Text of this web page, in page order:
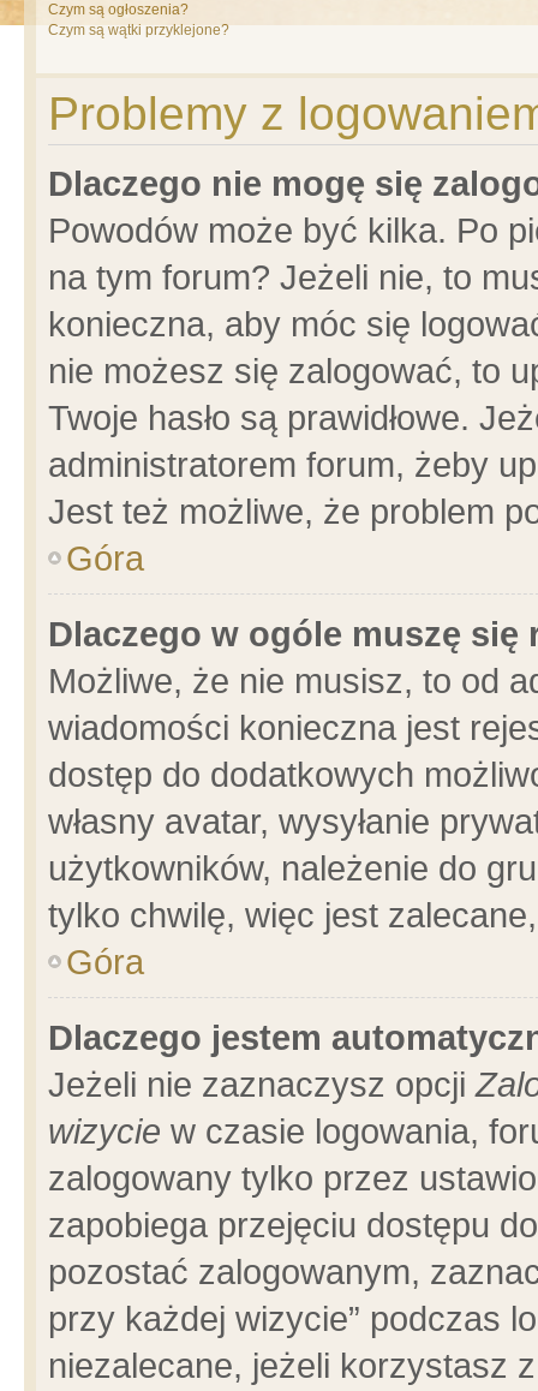
Czym są ogłoszenia?
Czym są wątki przyklejone?
Problemy z
Dlaczego nie mogę się
Powodów może być kilka. Po
na tym forum? Jeżeli nie, to
konieczna, aby móc się
nie możesz się zalogować, to
Twoje hasło są prawidłowe.
administratorem forum, żeby
Jest też możliwe, że problem
Góra
Dlaczego w ogóle muszę się
Możliwe, że nie musisz, to od
wiadomości konieczna jest
dostęp do dodatkowych
własny avatar, wysyłanie
użytkowników, należenie do
tylko chwilę, więc jest
Góra
Dlaczego jestem
Jeżeli nie zaznaczysz opcji
wizycie w czasie logowania,
zalogowany tylko przez
zapobiega przejęciu dostępu
pozostać zalogowanym,
przy każdej wizycie” podczas
niezalecane, jeżeli korzystasz